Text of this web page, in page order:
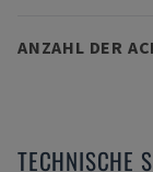
ANZAHL DER
TECHNISCHE